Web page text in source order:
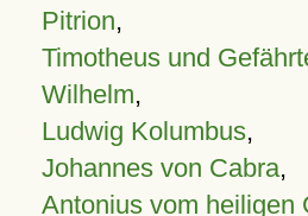
Pitrion,
Timotheus und
Wilhelm,
Ludwig Kolumbus,
Johannes von Cabra,
Antonius vom heiligen